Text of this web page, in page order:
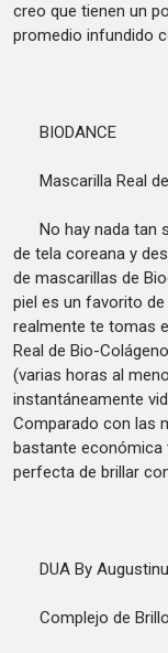
creo que tienen un
promedio infundido
BIODANCE
Mascarilla Real de
No hay nada tan
de tela coreana y
de mascarillas de
piel es un favorito
realmente te tomas
Real de Bio-
(varias horas al
instantáneamente
Comparado con las
bastante económica
perfecta de brillar
DUA By
Complejo de Brillo